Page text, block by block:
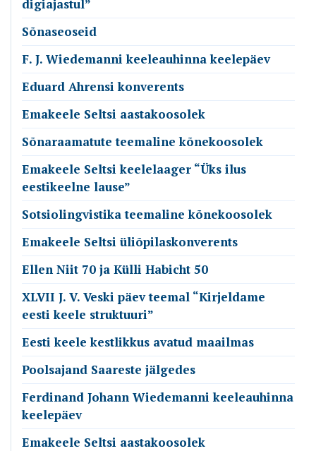
digiajastul”
Sõnaseoseid
F. J. Wiedemanni keeleauhinna keelepäev
Eduard Ahrensi konverents
Emakeele Seltsi aastakoosolek
Sõnaraamatute teemaline kõnekoosolek
Emakeele Seltsi keelelaager “Üks ilus
eestikeelne lause”
Sotsiolingvistika teemaline kõnekoosolek
Emakeele Seltsi üliõpilaskonverents
Ellen Niit 70 ja Külli Habicht 50
XLVII J. V. Veski päev teemal “Kirjeldame
eesti keele struktuuri”
Eesti keele kestlikkus avatud maailmas
Poolsajand Saareste jälgedes
Ferdinand Johann Wiedemanni keeleauhinna
keelepäev
Emakeele Seltsi aastakoosolek